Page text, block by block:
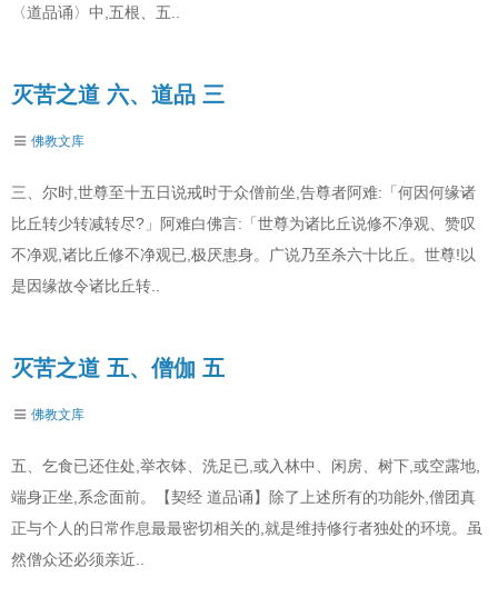
〈道品诵〉中,五根、五..
灭苦之道 六、道品 三
佛教文库
三、尔时,世尊至十五日说戒时于众僧前坐,告尊者阿难:「何因何缘诸
比丘转少转减转尽?」阿难白佛言:「世尊为诸比丘说修不净观、赞叹
不净观,诸比丘修不净观已,极厌患身。广说乃至杀六十比丘。世尊!以
是因缘故令诸比丘转..
灭苦之道 五、僧伽 五
佛教文库
五、乞食已还住处,举衣钵、洗足已,或入林中、闲房、树下,或空露地,
端身正坐,系念面前。【契经 道品诵】除了上述所有的功能外,僧团真
正与个人的日常作息最最密切相关的,就是维持修行者独处的环境。虽
然僧众还必须亲近..